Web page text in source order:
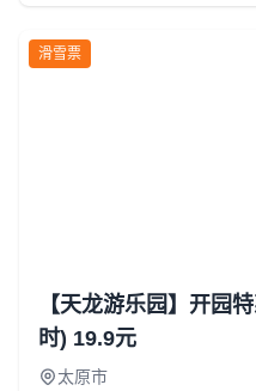
滑雪票
【天龙游乐园】开园
时) 19.9元
太原市